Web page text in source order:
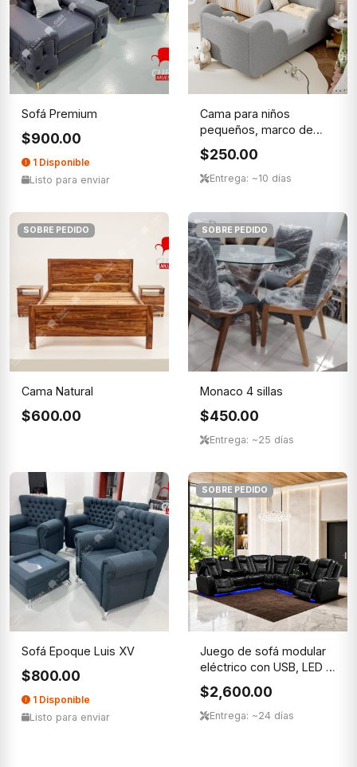
Sofá Premium
$900.00
1 Disponible
Listo para enviar
Cama para niños
pequeños, marco de
cama para ni...
$250.00
Entrega: ~10 días
SOBRE PEDIDO
Cama Natural
$600.00
SOBRE PEDIDO
Monaco 4 sillas
$450.00
Entrega: ~25 días
Sofá Epoque Luis XV
$800.00
1 Disponible
Listo para enviar
SOBRE PEDIDO
Juego de sofá modular
eléctrico con USB, LED y
...
$2,600.00
Entrega: ~24 días